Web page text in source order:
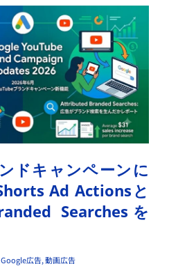
ドキャンペーンに
Ad Actionsと
Searchesを
Google広告,動画広告